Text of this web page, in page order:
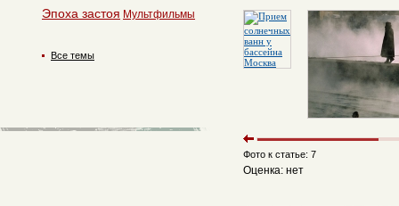
Фото к статье: 7
Оценка: нет
Эпоха застоя Мультфильмы
Все темы